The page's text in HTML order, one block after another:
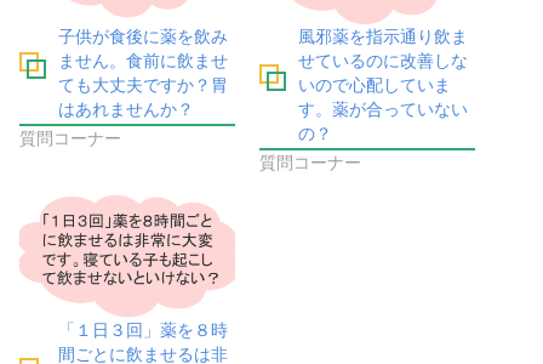
子供が食後に薬を飲み
ません。食前に飲ませ
ても大丈夫ですか？胃
はあれませんか？
質問コーナー
風邪薬を指示通り飲ま
せているのに改善しな
いので心配していま
す。薬が合っていない
の？
質問コーナー
「１日３回」薬を８時
間ごとに飲ませるは非